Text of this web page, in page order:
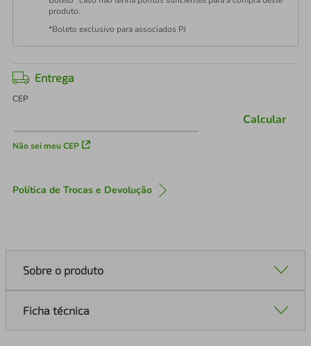
produto.
*Boleto exclusivo para associados PJ
Entrega
CEP
Não sei meu CEP
Calcular
Política de Trocas e Devolução
Sobre o produto
Ficha técnica